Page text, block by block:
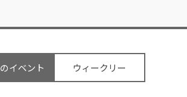
イベント ウィークリー